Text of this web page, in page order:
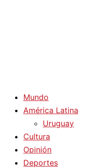
Mundo
América Latina
Uruguay
Cultura
Opinión
Deportes